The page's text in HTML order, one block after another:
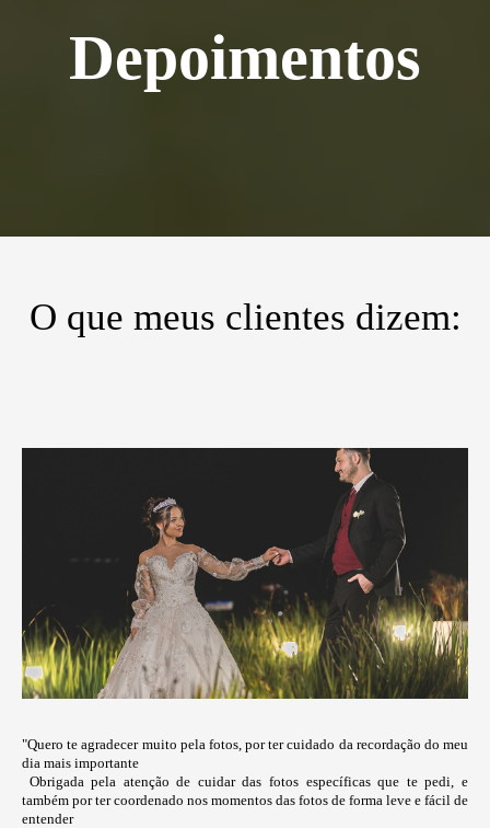
Depoimentos
O que meus clientes dizem:
"Quero te agradecer muito pela fotos, por ter cuidado da recordação do meu
dia mais importante
Obrigada pela atenção de cuidar das fotos específicas que te pedi, e
também por ter coordenado nos momentos das fotos de forma leve e fácil de
entender